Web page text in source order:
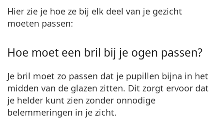
Hier zie je hoe ze bij elk deel van je gezicht
moeten passen:
Hoe moet een bril bij je ogen passen?
Je bril moet zo passen dat je pupillen bijna in het
midden van de glazen zitten. Dit zorgt ervoor dat
je helder kunt zien zonder onnodige
belemmeringen in je zicht.